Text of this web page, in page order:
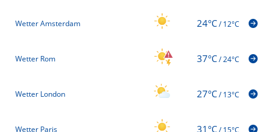
Wetter Amsterdam 24°C/12°C
Wetter Rom 37°C/24°C
Wetter London 27°C/13°C
Wetter Paris 31°C/15°C